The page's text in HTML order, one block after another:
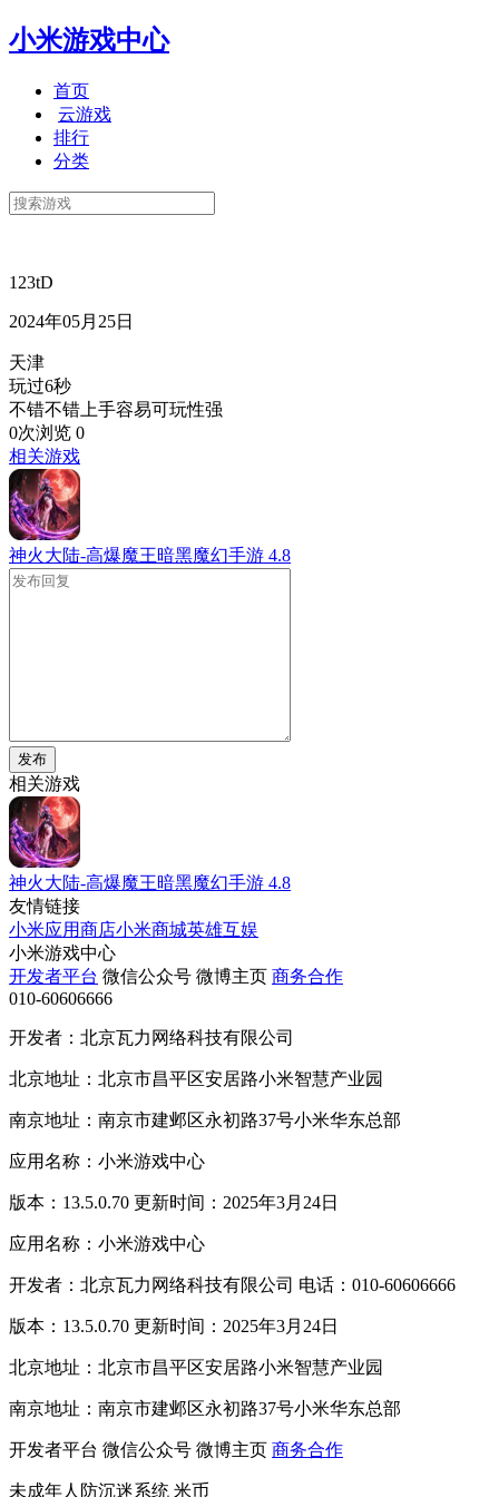
小米游戏中心
首页
云游戏
排行
分类
123tD
2024年05月25日
天津
玩过6秒
不错不错上手容易可玩性强
0次浏览 0
相关游戏
神火大陆-高爆魔王暗黑魔幻手游 4.8
发布
相关游戏
神火大陆-高爆魔王暗黑魔幻手游 4.8
友情链接
小米应用商店小米商城英雄互娱
小米游戏中心
开发者平台 微信公众号 微博主页 商务合作
010-60606666
开发者：北京瓦力网络科技有限公司
北京地址：北京市昌平区安居路小米智慧产业园
南京地址：南京市建邺区永初路37号小米华东总部
应用名称：小米游戏中心
版本：13.5.0.70 更新时间：2025年3月24日
应用名称：小米游戏中心
开发者：北京瓦力网络科技有限公司 电话：010-60606666
版本：13.5.0.70 更新时间：2025年3月24日
北京地址：北京市昌平区安居路小米智慧产业园
南京地址：南京市建邺区永初路37号小米华东总部
开发者平台 微信公众号 微博主页 商务合作
未成年人防沉迷系统 米币